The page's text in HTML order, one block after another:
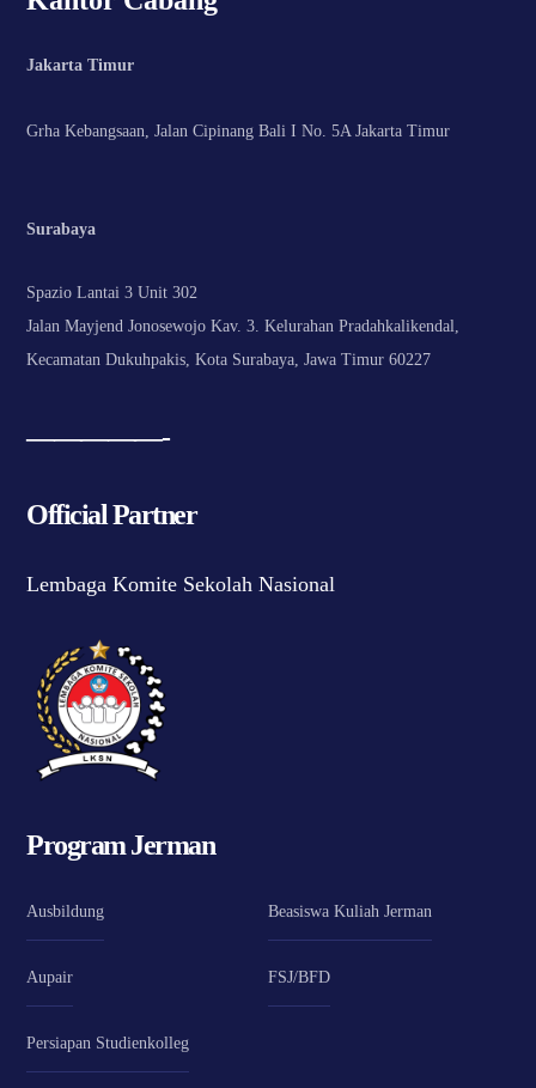
Jakarta Timur
Grha Kebangsaan, Jalan Cipinang Bali I No. 5A Jakarta Timur
Surabaya
Spazio Lantai 3 Unit 302
Jalan Mayjend Jonosewojo Kav. 3. Kelurahan Pradahkalikendal,
Kecamatan Dukuhpakis, Kota Surabaya, Jawa Timur 60227
—————-
Official Partner
Lembaga Komite Sekolah Nasional
Program Jerman
Ausbildung Beasiswa Kuliah Jerman
Aupair FSJ/BFD
Persiapan Studienkolleg